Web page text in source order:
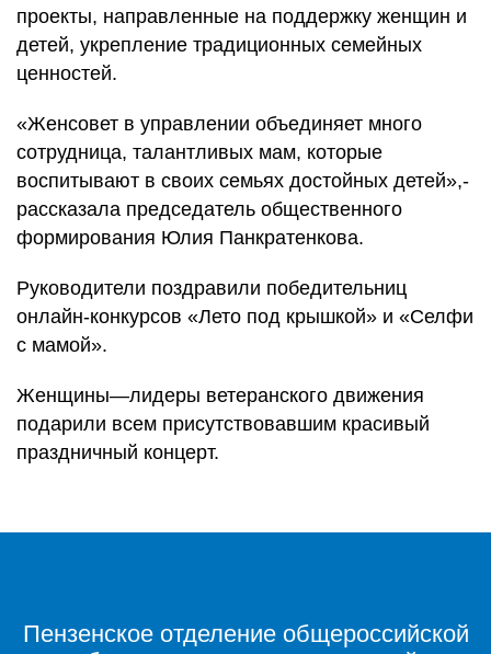
проекты, направленные на поддержку женщин и
детей, укрепление традиционных семейных
ценностей.
«Женсовет в управлении объединяет много
сотрудница, талантливых мам, которые
воспитывают в своих семьях достойных детей»,-
рассказала председатель общественного
формирования Юлия Панкратенкова.
Руководители поздравили победительниц
онлайн-конкурсов «Лето под крышкой» и «Селфи
с мамой».
Женщины—лидеры ветеранского движения
подарили всем присутствовавшим красивый
праздничный концерт.
Пензенское отделение общероссийской